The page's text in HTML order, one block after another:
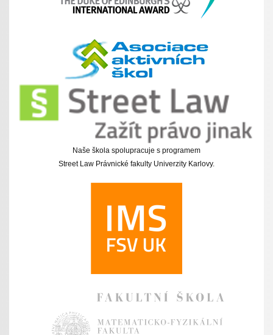
Naše škola spolupracuje s programem
Street Law Právnické fakulty Univerzity Karlovy.